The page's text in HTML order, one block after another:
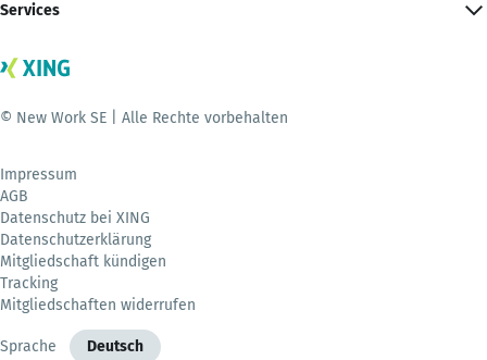
Services
© New Work SE | Alle Rechte vorbehalten
Impressum
AGB
Datenschutz bei XING
Datenschutzerklärung
Mitgliedschaft kündigen
Tracking
Mitgliedschaften widerrufen
Sprache Deutsch